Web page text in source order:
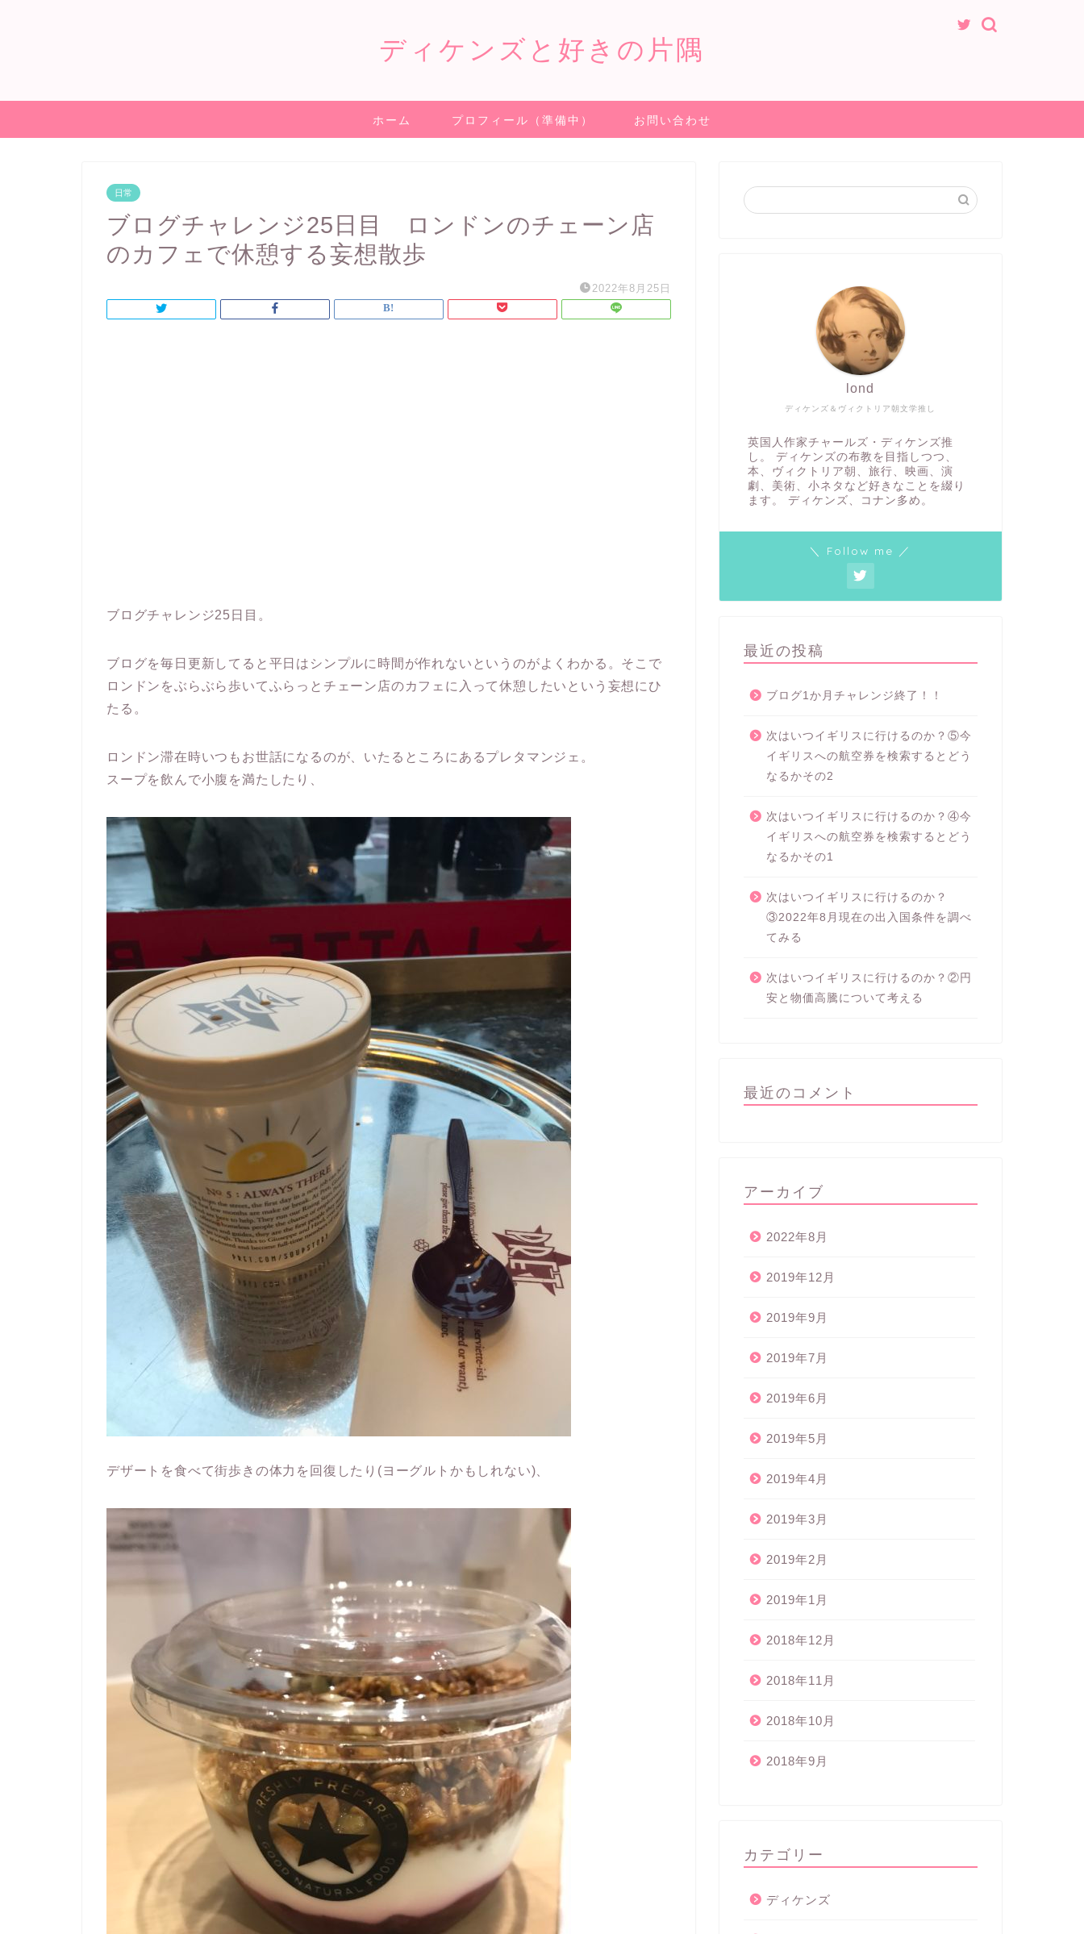
ディケンズと好きの片隅
ホーム プロフィール（準備中） お問い合わせ
日常
ブログチャレンジ25日目 ロンドンのチェーン店
のカフェで休憩する妄想散歩
2022年8月25日
ブログチャレンジ25日目。
ブログを毎日更新してると平日はシンプルに時間が作れないというのがよくわかる。そこで
ロンドンをぶらぶら歩いてふらっとチェーン店のカフェに入って休憩したいという妄想にひ
たる。
ロンドン滞在時いつもお世話になるのが、いたるところにあるプレタマンジェ。
スープを飲んで小腹を満たしたり、
デザートを食べて街歩きの体力を回復したり(ヨーグルトかもしれない)、
ディケンズ＆ヴィクトリア朝文学推し
lond
英国人作家チャールズ・ディケンズ推
し。 ディケンズの布教を目指しつつ、
本、ヴィクトリア朝、旅行、映画、演
劇、美術、小ネタなど好きなことを綴り
ます。 ディケンズ、コナン多め。
＼ Follow me ／
最近の投稿
ブログ1か月チャレンジ終了！！
次はいつイギリスに行けるのか？⑤今
イギリスへの航空券を検索するとどう
なるかその2
次はいつイギリスに行けるのか？④今
イギリスへの航空券を検索するとどう
なるかその1
次はいつイギリスに行けるのか？
③2022年8月現在の出入国条件を調べ
てみる
次はいつイギリスに行けるのか？②円
安と物価高騰について考える
最近のコメント
アーカイブ
2022年8月
2019年12月
2019年9月
2019年7月
2019年6月
2019年5月
2019年4月
2019年3月
2019年2月
2019年1月
2018年12月
2018年11月
2018年10月
2018年9月
カテゴリー
ディケンズ